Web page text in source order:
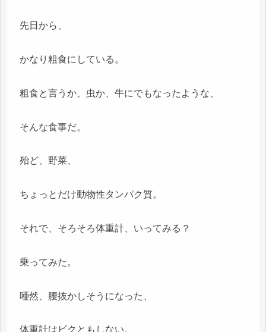
先日から、
かなり粗食にしている。
粗食と言うか、虫か、牛にでもなったような、
そんな食事だ。
殆ど、野菜、
ちょっとだけ動物性タンパク質。
それで、そろそろ体重計、いってみる？
乗ってみた。
唖然、腰抜かしそうになった、
体重計はビクともしない。